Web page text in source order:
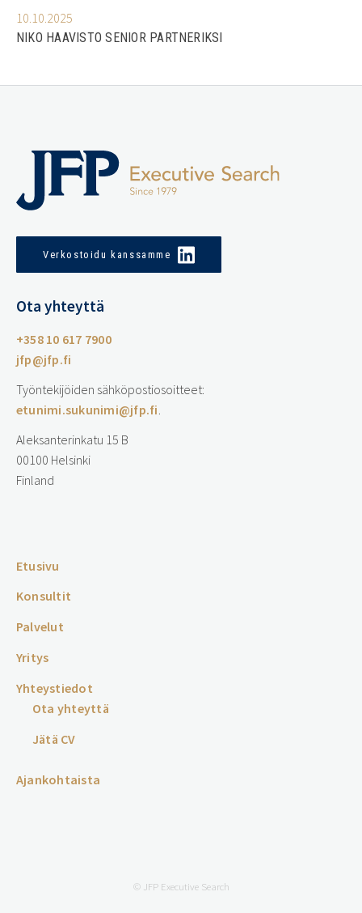
10.10.2025
NIKO HAAVISTO SENIOR PARTNERIKSI
Verkostoidu kanssamme
Ota yhteyttä
+358 10 617 7900
jfp@jfp.fi
Työntekijöiden sähköpostiosoitteet:
etunimi.sukunimi@jfp.fi
Aleksanterinkatu 15 B
00100 Helsinki
Finland
Etusivu
Konsultit
Palvelut
Yritys
Yhteystiedot
Ota yhteyttä
Jätä CV
Ajankohtaista
© JFP Executive Search